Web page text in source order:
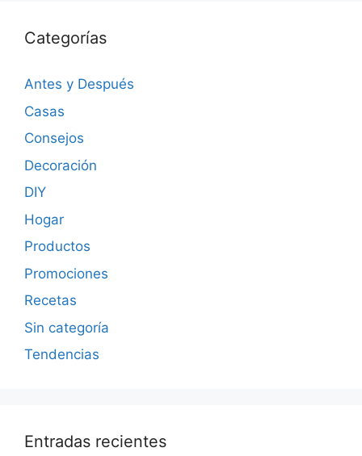
Categorías
Antes y Después
Casas
Consejos
Decoración
DIY
Hogar
Productos
Promociones
Recetas
Sin categoría
Tendencias
Entradas recientes